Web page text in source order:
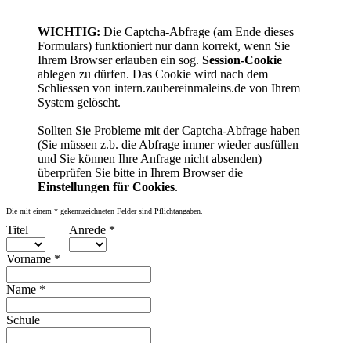
WICHTIG: Die Captcha-Abfrage (am Ende dieses
Formulars) funktioniert nur dann korrekt, wenn Sie
Ihrem Browser erlauben ein sog. Session-Cookie
ablegen zu dürfen. Das Cookie wird nach dem
Schliessen von intern.zaubereinmaleins.de von Ihrem
System gelöscht.
Sollten Sie Probleme mit der Captcha-Abfrage haben
(Sie müssen z.b. die Abfrage immer wieder ausfüllen
und Sie können Ihre Anfrage nicht absenden)
überprüfen Sie bitte in Ihrem Browser die
Einstellungen für Cookies.
Die mit einem * gekennzeichneten Felder sind Pflichtangaben.
Titel Anrede *
Vorname *
Name *
Schule